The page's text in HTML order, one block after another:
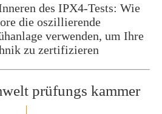
des IPX4-Tests: Wie
die oszillierende
verwenden, um Ihre
zu zertifizieren
prüfungs kammer